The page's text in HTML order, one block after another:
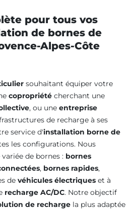
pour tous vos
de bornes de
Alpes-Côte
souhaitant équiper votre
copropriété cherchant une
, ou une entreprise
de recharge à ses
service d'installation borne de
les configurations. Nous
de bornes : bornes
, bornes rapides,
de véhicules électriques et à
recharge AC/DC. Notre objectif
de recharge la plus adaptée